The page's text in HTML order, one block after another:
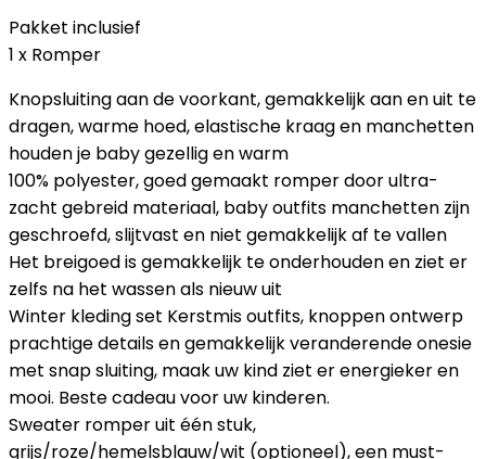
Pakket inclusief
1 x Romper
Knopsluiting aan de voorkant, gemakkelijk aan en uit te
dragen, warme hoed, elastische kraag en manchetten
houden je baby gezellig en warm
100% polyester, goed gemaakt romper door ultra-
zacht gebreid materiaal, baby outfits manchetten zijn
geschroefd, slijtvast en niet gemakkelijk af te vallen
Het breigoed is gemakkelijk te onderhouden en ziet er
zelfs na het wassen als nieuw uit
Winter kleding set Kerstmis outfits, knoppen ontwerp
prachtige details en gemakkelijk veranderende onesie
met snap sluiting, maak uw kind ziet er energieker en
mooi. Beste cadeau voor uw kinderen.
Sweater romper uit één stuk,
grijs/roze/hemelsblauw/wit (optioneel), een must-